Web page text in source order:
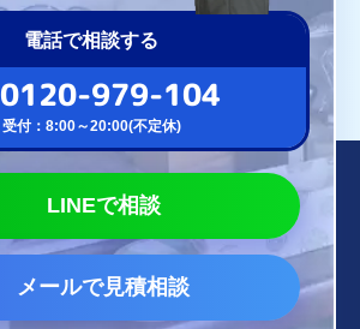
電話で相談する
0120-979-104
受付：8:00～20:00(不定休)
LINEで相談
メールで見積相談